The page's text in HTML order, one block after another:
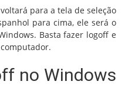
para a tela de seleção
para cima, ele será o
Basta fazer logoff e
no Windows